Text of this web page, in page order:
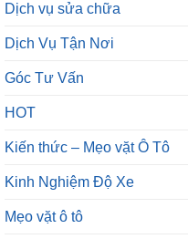
Dịch vụ sửa chữa
Dịch Vụ Tận Nơi
Góc Tư Vấn
HOT
Kiến thức – Mẹo vặt Ô Tô
Kinh Nghiệm Độ Xe
Mẹo vặt ô tô